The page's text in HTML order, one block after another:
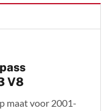
V8
maat voor 2001-